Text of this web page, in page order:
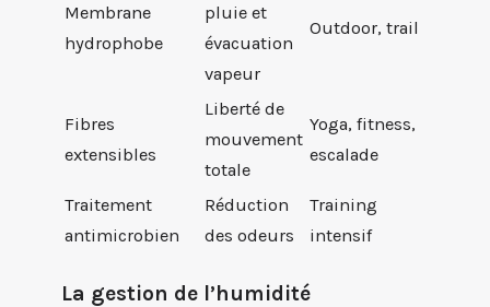
Membrane
hydrophobe
pluie et
évacuation
vapeur
Outdoor, trail
Fibres
extensibles
Liberté de
mouvement
totale
Yoga, fitness,
escalade
Traitement
antimicrobien
Réduction
des odeurs
Training
intensif
La gestion de l’humidité